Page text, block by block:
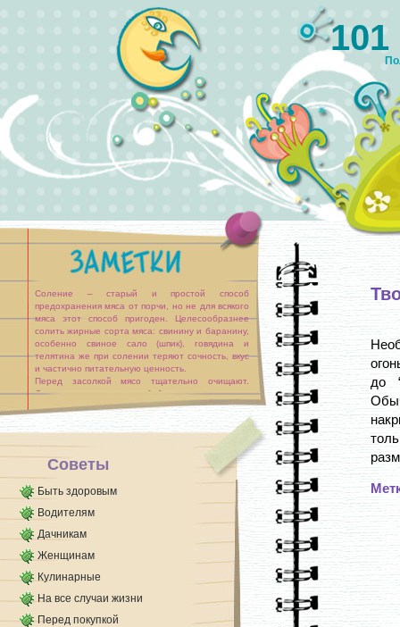
Соление – старый и простой способ
предохранения мяса от порчи, но не для всякого
мяса этот способ пригоден. Целесообразнее
солить жирные сорта мяса: свинину и баранину,
особенно свиное сало (шпик), говядина и
телятина же при солении теряют сочность, вкус
и частично питательную ценность.
Перед засолкой мясо тщательно очищают.
Сухую засолку правильно [...]
Советы
Быть здоровым
Водителям
Дачникам
Женщинам
Кулинарные
На все случаи жизни
Перед покупкой
до